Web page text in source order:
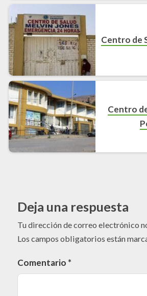
Centro de
Centro
Deja una respuesta
Tu dirección de correo electrónico
Los campos obligatorios están
Comentario *